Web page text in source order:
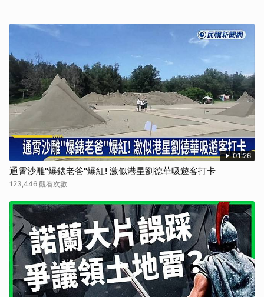
01:26
通霄沙雕"爆錶老爸"爆紅! 激似港星劉德華吸遊客打卡
123,446 觀看次數